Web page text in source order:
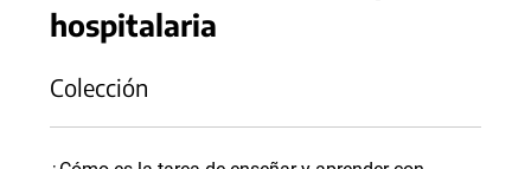
hospitalaria
Colección